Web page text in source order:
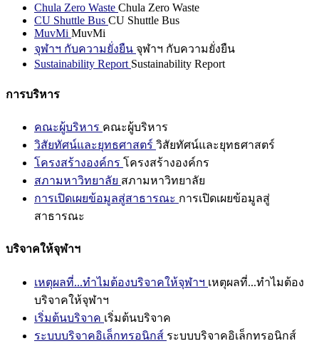
Chula Zero Waste Chula Zero Waste
CU Shuttle Bus CU Shuttle Bus
MuvMi MuvMi
จุฬาฯ กับความยั่งยืน จุฬาฯ กับความยั่งยืน
Sustainability Report Sustainability Report
การบริหาร
คณะผู้บริหาร คณะผู้บริหาร
วิสัยทัศน์และยุทธศาสตร์ วิสัยทัศน์และยุทธศาสตร์
โครงสร้างองค์กร โครงสร้างองค์กร
สภามหาวิทยาลัย สภามหาวิทยาลัย
การเปิดเผยข้อมูลสู่สาธารณะ การเปิดเผยข้อมูลสู่
สาธารณะ
บริจาคให้จุฬาฯ
เหตุผลที่...ทำไมต้องบริจาคให้จุฬาฯ เหตุผลที่...ทำไมต้อง
บริจาคให้จุฬาฯ
เริ่มต้นบริจาค เริ่มต้นบริจาค
ระบบบริจาคอิเล็กทรอนิกส์ ระบบบริจาคอิเล็กทรอนิกส์